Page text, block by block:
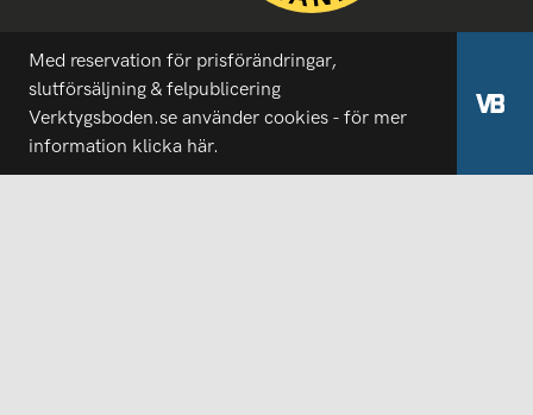
Med reservation för prisförändringar,
slutförsäljning & felpublicering
Verktygsboden.se använder cookies - för mer
information klicka här.